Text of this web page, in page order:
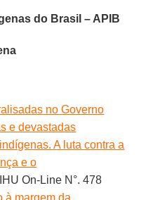
do Brasil – APIB
no Governo
e devastadas
A luta contra a
e o
On-Line N°. 478
à margem da